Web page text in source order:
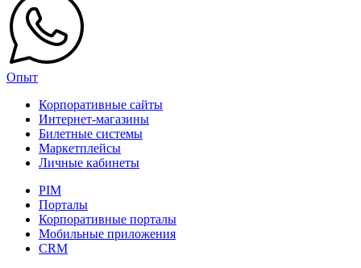
Опыт
Корпоративные сайты
Интернет-магазины
Билетные системы
Маркетплейсы
Личные кабинеты
PIM
Порталы
Корпоративные порталы
Мобильные приложения
CRM